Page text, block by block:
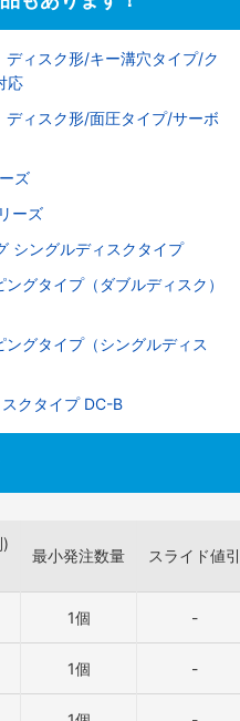
ィスク形/キー溝穴タイプ/ク
応
ィスク形/面圧タイプ/サーボ
ズ
ーズ
シングルディスクタイプ
グタイプ（ダブルディスク）
グタイプ（シングルディス
クタイプ DC-B
最小発注数量 スライド値引
1個 -
1個 -